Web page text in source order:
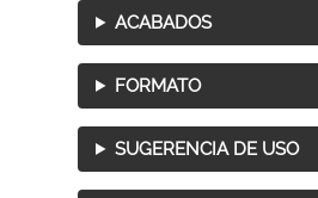
ACABADOS
FORMATO
SUGERENCIA DE USO